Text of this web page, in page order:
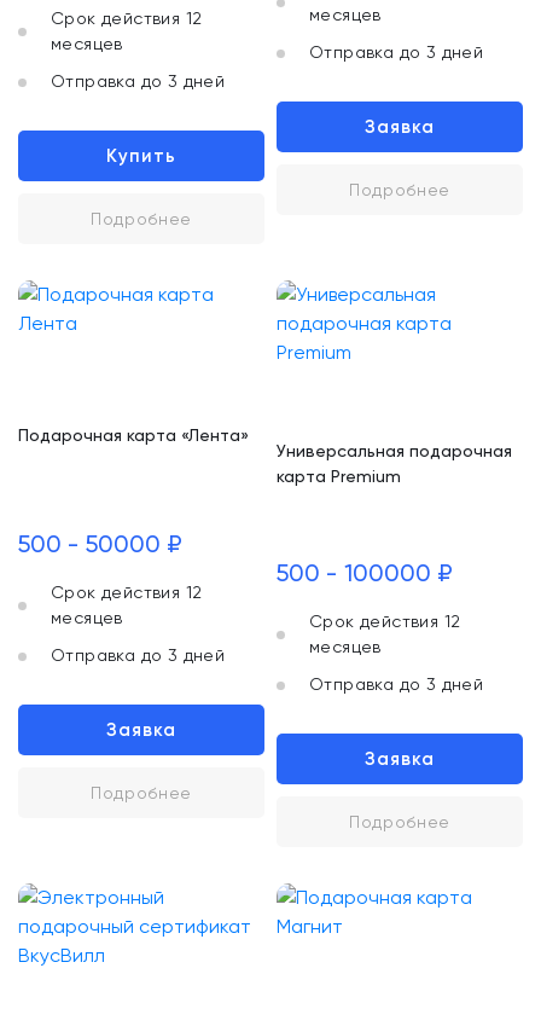
Срок действия 12
месяцев
Отправка до 3 дней
Купить
Подробнее
месяцев
Отправка до 3 дней
Заявка
Подробнее
Подарочная карта «Лента»
500 - 50000 ₽
Срок действия 12
месяцев
Отправка до 3 дней
Заявка
Подробнее
Универсальная подарочная
карта Premium
500 - 100000 ₽
Срок действия 12
месяцев
Отправка до 3 дней
Заявка
Подробнее